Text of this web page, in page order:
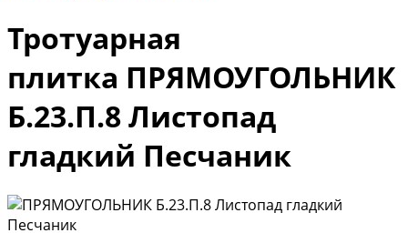
Тротуарная
плитка ПРЯМОУГОЛЬНИК
Б.23.П.8 Листопад
гладкий Песчаник